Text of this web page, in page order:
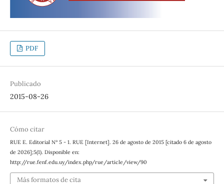
PDF
Publicado
2015-08-26
Cómo citar
RUE E. Editorial Nº 5 - 1. RUE [Internet]. 26 de agosto de 2015 [citado 6 de agosto
de 2026];5(1). Disponible en:
http://rue.fenf.edu.uy/index.php/rue/article/view/90
Más formatos de cita